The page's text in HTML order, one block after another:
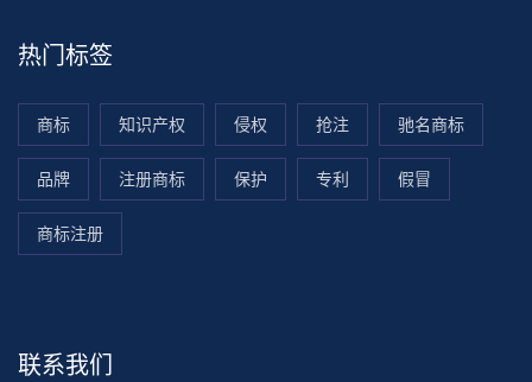
热门标签
商标 知识产权 侵权 抢注 驰名商标
品牌 注册商标 保护 专利 假冒
商标注册
联系我们